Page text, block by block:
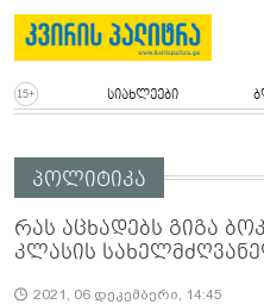
სიახლეები
პოლიტიკა
რას აცხადებს გიგა
კლასის
2021, 06 დეკემბერი, 14:45